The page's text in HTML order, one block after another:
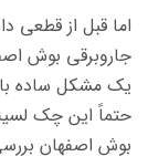
اما قبل از قطعی
جاروبرقی بوش
یک مشکل ساده
حتماً این چک
بوش اصفهان